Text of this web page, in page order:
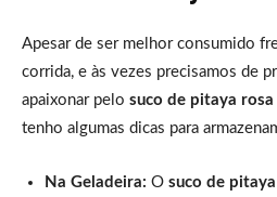
Apesar de ser melhor consumido
corrida, e às vezes precisamos de
apaixonar pelo suco de pitaya rosa
tenho algumas dicas para
Na Geladeira: O suco de